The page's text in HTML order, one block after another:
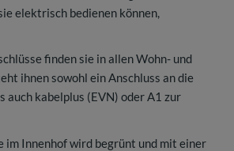
elektrisch bedienen können,
finden sie in allen Wohn- und
ihnen sowohl ein Anschluss an die
auch kabelplus (EVN) oder A1 zur
im Innenhof wird begrünt und mit einer